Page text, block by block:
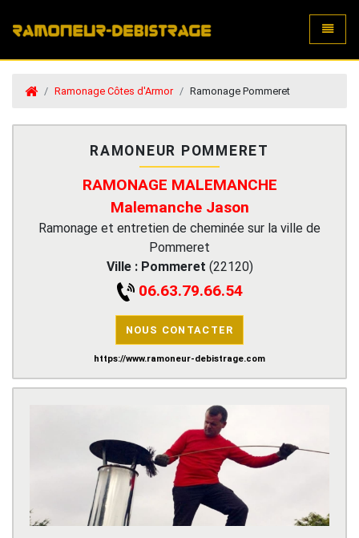
Ramonage Côtes d'Armor Ramonage Pommeret
RAMONEUR POMMERET
RAMONAGE MALEMANCHE
Malemanche Jason
Ramonage et entretien de cheminée sur la ville de
Pommeret
Ville : Pommeret (22120)
06.63.79.66.54
NOUS CONTACTER
https://www.ramoneur-debistrage.com